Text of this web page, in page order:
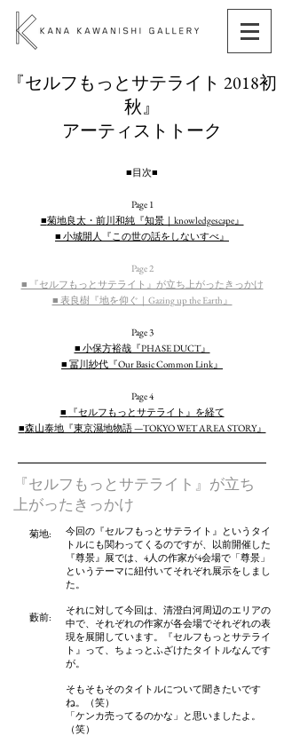
『セルフもっとサテライト 2018初
秋』
アーティストトーク
■目次■
Page 1
■菊地良太・前川和純『知景｜knowledgescape』
■ 小城開人『この世の話をしないすべ』
Page 2
■ 『セルフもっとサテライト』が立ち上がったきっかけ
■ 表良樹『地を仰ぐ｜Gazing up the Earth』
Page 3
■ 小保方裕哉『PHASE DUCT』
■ 冨川紗代『Our Basic Common Link』
Page 4
■
『セルフもっとサテライト』を経て
■森山泰地『東京濕地物語 —TOKYO WET AREA STORY』
『セルフもっとサテライト』が立ち
上がったきっかけ
今回の『セルフもっとサテライト』というタイ
トルにも関わってくるのですが、以前開催した
『尊景』展では、4人の作家が4会場で「尊景」
というテーマに紐付いてそれぞれ展示をしまし
た。
それに対して今回は、清澄白河周辺のエリアの
中で、それぞれの作家が各会場でそれぞれの表
現を展開しています。『セルフもっとサテライ
ト』って、ちょっとふざけたタイトルなんです
が。
そもそもそのタイトルについて聞きたいです
ね。（笑）
「ケンカ売ってるのかな」と思いましたよ。
（笑）
菊地:
藪前: